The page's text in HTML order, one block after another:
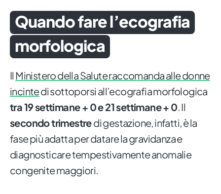
Quando fare l’ecografia
morfologica
Il Ministero della Salute raccomanda alle donne
incintedi sottoporsi all’ecografia morfologica
tra 19 settimane + 0 e 21 settimane + 0. Il
secondo trimestredi gestazione, infatti, è la
fase più adatta per datare la gravidanza e
diagnosticare tempestivamente anomalie
congenite maggiori.